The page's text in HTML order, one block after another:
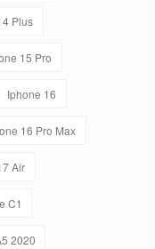
Plus
15 Pro
Iphone 16
16 Pro Max
Air
C1
2020